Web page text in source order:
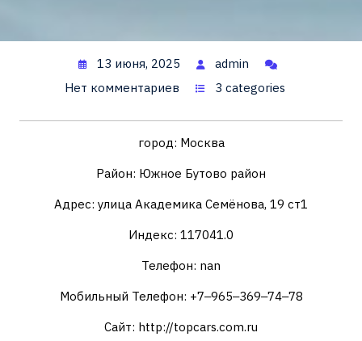
13 июня, 2025
admin
Нет комментариев
3 categories
город: Москва
Район: Южное Бутово район
Адрес: улица Академика Семёнова, 19 ст1
Индекс: 117041.0
Телефон: nan
Мобильный Телефон: +7‒965‒369‒74‒78
Сайт: http://topcars.com.ru